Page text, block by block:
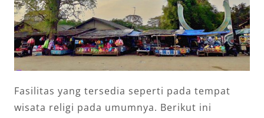
Fasilitas yang tersedia seperti pada tempat
wisata religi pada umumnya. Berikut ini